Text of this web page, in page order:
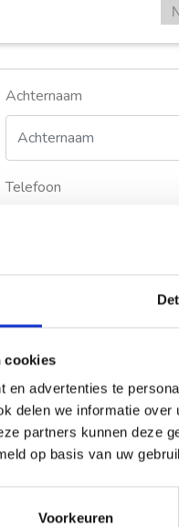
cookies
en advertenties te
delen we informatie
partners kunnen deze
op basis van uw
Voorkeuren
Achternaam
Telefoon